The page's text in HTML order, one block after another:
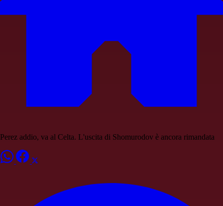
Perez addio, va al Celta. L'uscita di Shomurodov è ancora rimandata